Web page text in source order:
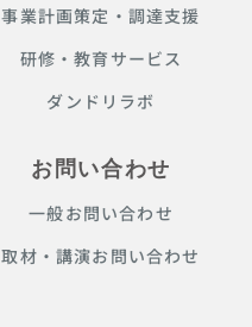
事業計画策定・調達支援
研修・教育サービス
ダンドリラボ
お問い合わせ
一般お問い合わせ
取材・講演お問い合わせ